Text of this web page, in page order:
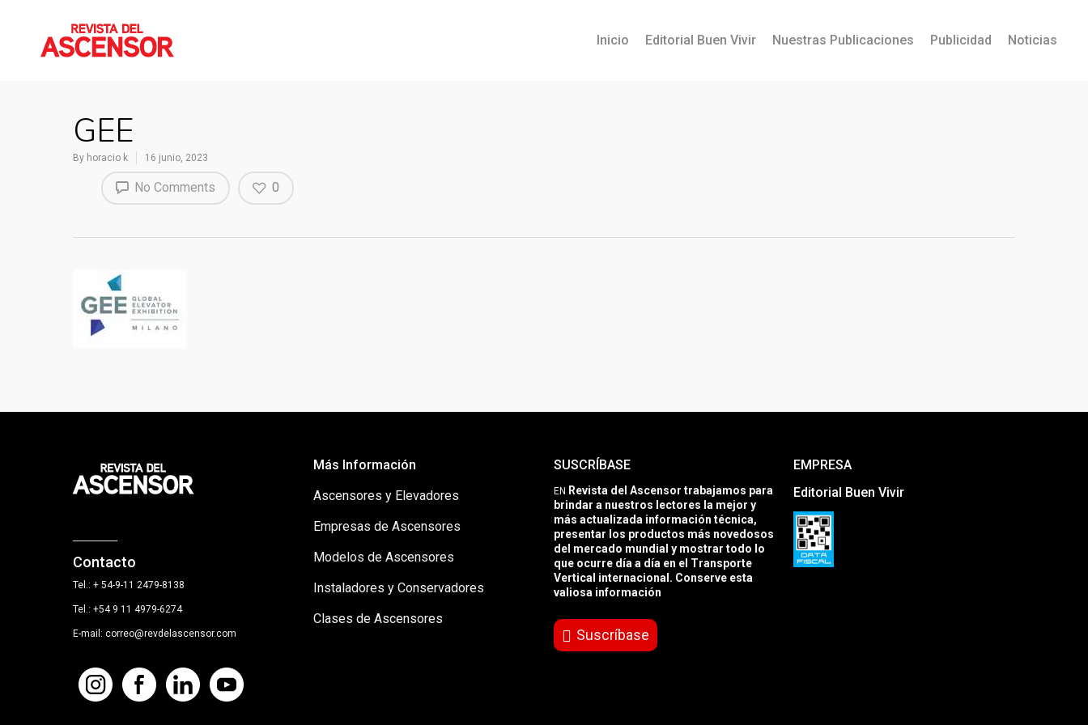
Inicio Editorial Buen Vivir Nuestras Publicaciones Publicidad Noticias
GEE
By horacio k 16 junio, 2023
No Comments 0
Contacto
Tel.: + 54-9-11 2479-8138
Tel.: +54 9 11 4979-6274
E-mail: correo@revdelascensor.com
Más Información
Ascensores y Elevadores
Empresas de Ascensores
Modelos de Ascensores
Instaladores y Conservadores
Clases de Ascensores
SUSCRÍBASE
EN Revista del Ascensor trabajamos para
brindar a nuestros lectores la mejor y
más actualizada información técnica,
presentar los productos más novedosos
del mercado mundial y mostrar todo lo
que ocurre día a día en el Transporte
Vertical internacional. Conserve esta
valiosa información
Suscríbase
EMPRESA
Editorial Buen Vivir